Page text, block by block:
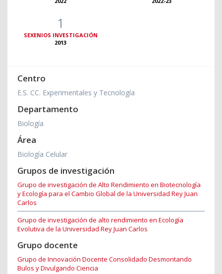
1
SEXENIOS INVESTIGACIÓN
2013
Centro
E.S. CC. Experimentales y Tecnología
Departamento
Biología
Área
Biología Celular
Grupos de investigación
Grupo de investigación de Alto Rendimiento en Biotecnología
y Ecología para el Cambio Global de la Universidad Rey Juan
Carlos
Grupo de investigación de alto rendimiento en Ecología
Evolutiva de la Universidad Rey Juan Carlos
Grupo docente
Grupo de Innovación Docente Consolidado Desmontando
Bulos y Divulgando Ciencia